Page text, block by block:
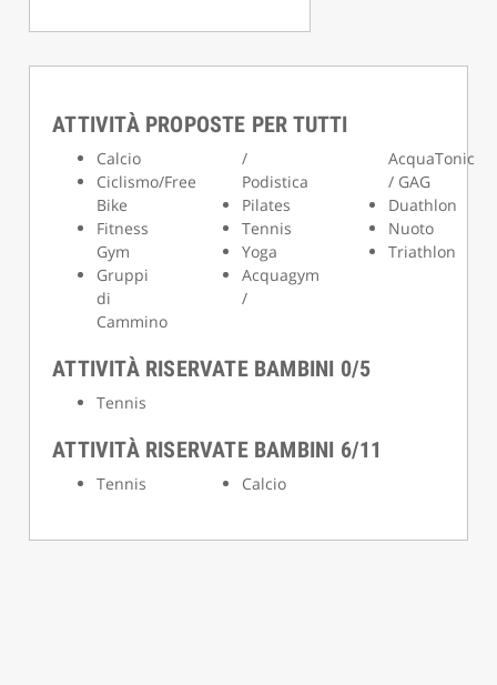
ATTIVITÀ PROPOSTE PER TUTTI
Calcio
Ciclismo/Free
Bike
Fitness
Gym
Gruppi
di
Cammino
/
Podistica
Pilates
Tennis
Yoga
Acquagym
/
AcquaTonic
/ GAG
Duathlon
Nuoto
Triathlon
ATTIVITÀ RISERVATE BAMBINI 0/5
Tennis
ATTIVITÀ RISERVATE BAMBINI 6/11
Tennis Calcio